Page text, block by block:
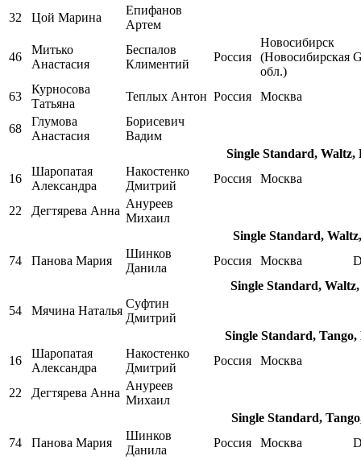
32
Цой Марина
Епифанов
Артем
46
Митько
Анастасия
Беспалов
Климентий
Россия
Новосибирск
(Новосибирская
обл.)
63
Курносова
Татьяна
Теплых Антон Россия Москва
68
Глумова
Анастасия
Борисевич
Вадим
Single Standard, Waltz,
16
Шаропатая
Александра
Накостенко
Дмитрий
Россия Москва
22 Дегтярева Анна
Ануреев
Михаил
Single Standard,
74
Панова Мария
Шинков
Данила
Россия Москва
Single Standard,
54
Мячина Наталья
Суфтин
Дмитрий
Single Standard,
16
Шаропатая
Александра
Накостенко
Дмитрий
Россия Москва
22 Дегтярева Анна
Ануреев
Михаил
Single Standard,
74
Панова Мария
Шинков
Данила
Россия Москва